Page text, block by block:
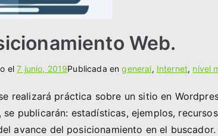
Web.
el7 junio, 2019Publicada engeneral, Internet, nivel
realizará práctica sobre un sitio en
se publicarán: estadísticas, ejemplos,
avance del posicionamiento en el